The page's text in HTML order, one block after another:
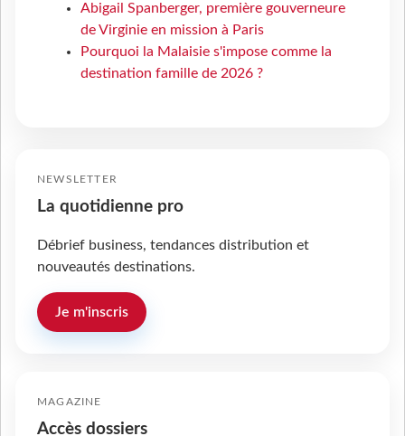
Abigail Spanberger, première gouverneure
de Virginie en mission à Paris
Pourquoi la Malaisie s'impose comme la
destination famille de 2026 ?
NEWSLETTER
La quotidienne pro
Débrief business, tendances distribution et
nouveautés destinations.
Je m'inscris
MAGAZINE
Accès dossiers